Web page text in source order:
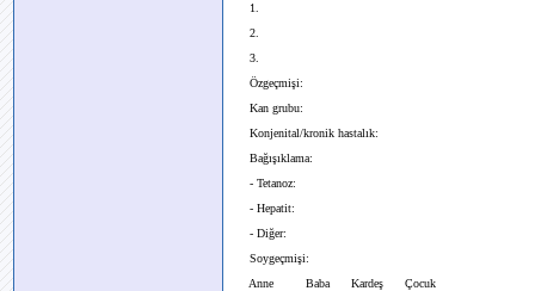
1.
2.
3.
Özgeçmişi:
Kan grubu:
Konjenital/kronik hastalık:
Bağışıklama:
- Tetanoz:
- Hepatit:
- Diğer:
Soygeçmişi:
Anne Baba Kardeş Çocuk